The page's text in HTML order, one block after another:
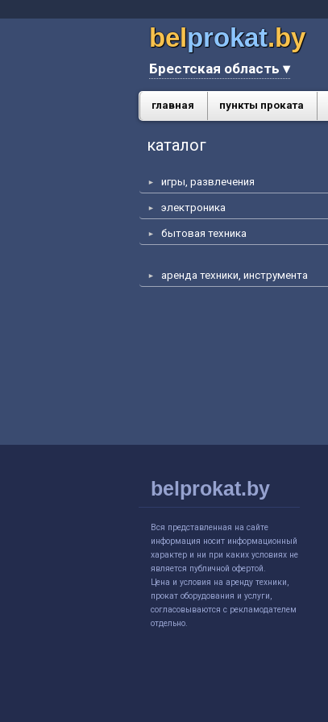
belprokat.by
Брестская область ▾
главная пункты проката
каталог
игры, развлечения
электроника
бытовая техника
аренда техники, инструмента
belprokat.by
Вся представленная на сайте
информация носит информационный
характер и ни при каких условиях не
является публичной офертой.
Цена и условия на аренду техники,
прокат оборудования и услуги,
согласовываются с рекламодателем
отдельно.